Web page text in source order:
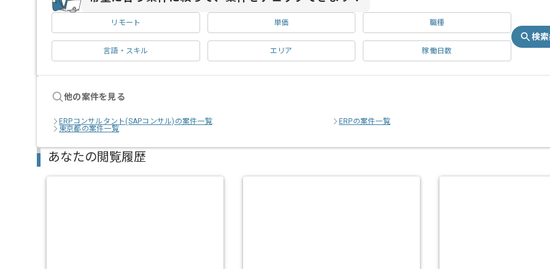
リモート 単価 職種
言語・スキル エリア 稼働日数
検
他の案件を見る
ERPコンサルタント(SAPコンサル)の案件一覧
ERPの案件一覧
東京都の案件一覧
あなたの閲覧履歴